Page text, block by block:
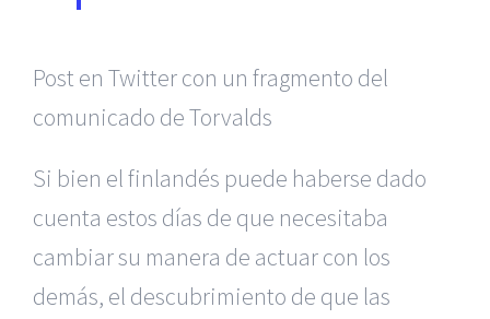
Post en Twitter con un fragmento del
comunicado de Torvalds
Si bien el finlandés puede haberse dado
cuenta estos días de que necesitaba
cambiar su manera de actuar con los
demás, el descubrimiento de que las